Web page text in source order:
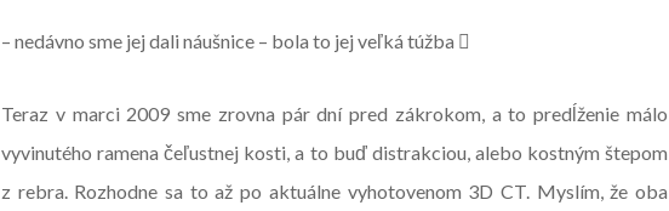
– nedávno sme jej dali náušnice – bola to jej veľká túžba 
Teraz v marci 2009 sme zrovna pár dní pred zákrokom, a to predĺženie málo
vyvinutého ramena čeľustnej kosti, a to buď distrakciou, alebo kostným štepom
z rebra. Rozhodne sa to až po aktuálne vyhotovenom 3D CT. Myslím, že oba